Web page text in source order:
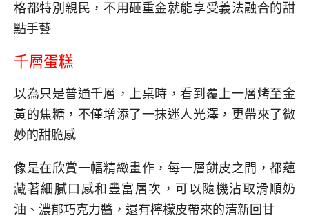
格都特別親民，不用砸重金就能享受義法融合的甜
點手藝
千層蛋糕
以為只是普通千層，上桌時，看到覆上一層烤至金
黃的焦糖，不僅增添了一抹迷人光澤，更帶來了微
妙的甜脆感
像是在欣賞一幅精緻畫作，每一層餅皮之間，都蘊
藏著細膩口感和豐富層次，可以隨機沾取滑順奶
油、濃郁巧克力醬，還有檸檬皮帶來的清新回甘